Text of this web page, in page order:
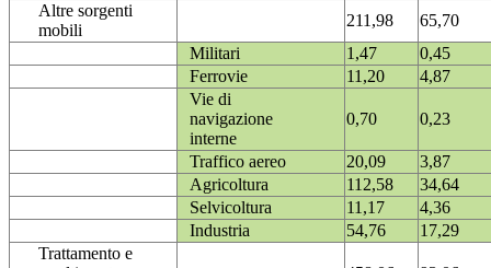
Altre sorgenti
mobili
211,98
65,70
Militari
1,47
0,45
Ferrovie
11,20
4,87
Vie di
navigazione
interne
0,70 0,23
Traffico aereo 20,09
3,87
Agricoltura
112,58
34,64
Selvicoltura
11,17
4,36
Industria
54,76
17,29
Trattamento e